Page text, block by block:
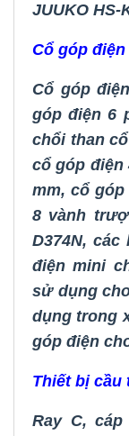
JUUKO HS-
Cổ góp
Cổ góp
góp điện 6
chổi than
cổ góp điện
mm, cổ
8 vành
D374N, các
điện mini
sử dụng
dụng trong
góp điện
Thiết bị cầu
Ray C, cáp